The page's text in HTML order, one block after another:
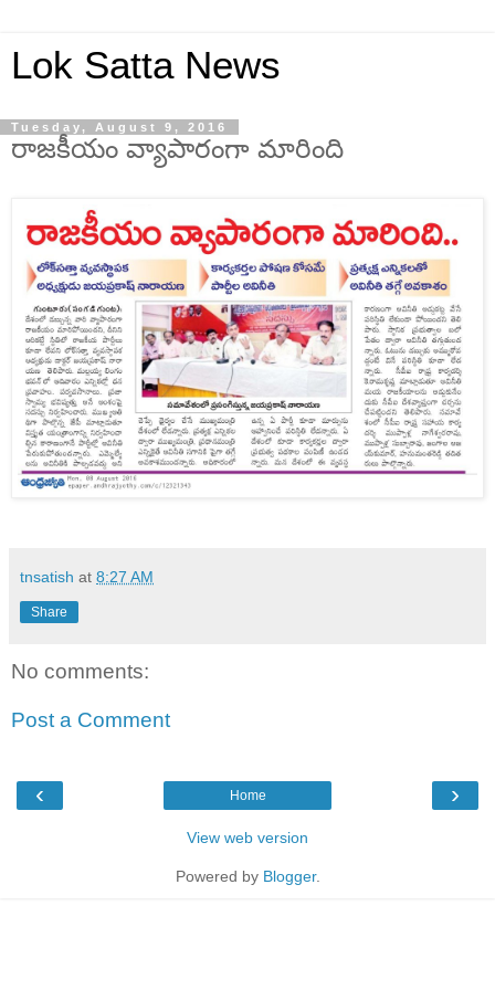
Lok Satta News
Tuesday, August 9, 2016
రాజకీయం వ్యాపారంగా మారింది
tnsatish at 8:27 AM
Share
No comments:
Post a Comment
‹ ›
Home
View web version
Powered by Blogger.